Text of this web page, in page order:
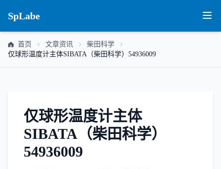
SpLabe
首页 文章资讯
柴田科学
仅球形温度计主体SIBATA（柴田科学）54936009
仅球形温度计主体
SIBATA（柴田科学）
54936009